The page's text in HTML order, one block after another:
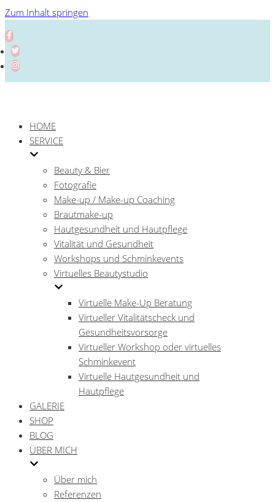
Zum Inhalt springen
HOME
SERVICE
Beauty & Bier
Fotografie
Make-up / Make-up Coaching
Brautmake-up
Hautgesundheit und Hautpflege
Vitalität und Gesundheit
Workshops und Schminkevents
Virtuelles Beautystudio
Virtuelle Make-Up Beratung
Virtueller Vitalitätscheck und
Gesundheitsvorsorge
Virtueller Workshop oder virtuelles
Schminkevent
Virtuelle Hautgesundheit und
Hautpflege
GALERIE
SHOP
BLOG
ÜBER MICH
Über mich
Referenzen